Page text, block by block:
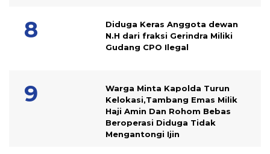
Diduga Keras Anggota dewan
N.H dari fraksi Gerindra Miliki
Gudang CPO Ilegal
Warga Minta Kapolda Turun
Kelokasi,Tambang Emas Milik
Haji Amin Dan Rohom Bebas
Beroperasi Diduga Tidak
Mengantongi Ijin